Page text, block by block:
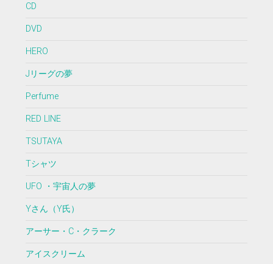
CD
DVD
HERO
Jリーグの夢
Perfume
RED LINE
TSUTAYA
Tシャツ
UFO ・宇宙人の夢
Yさん（Y氏）
アーサー・C・クラーク
アイスクリーム